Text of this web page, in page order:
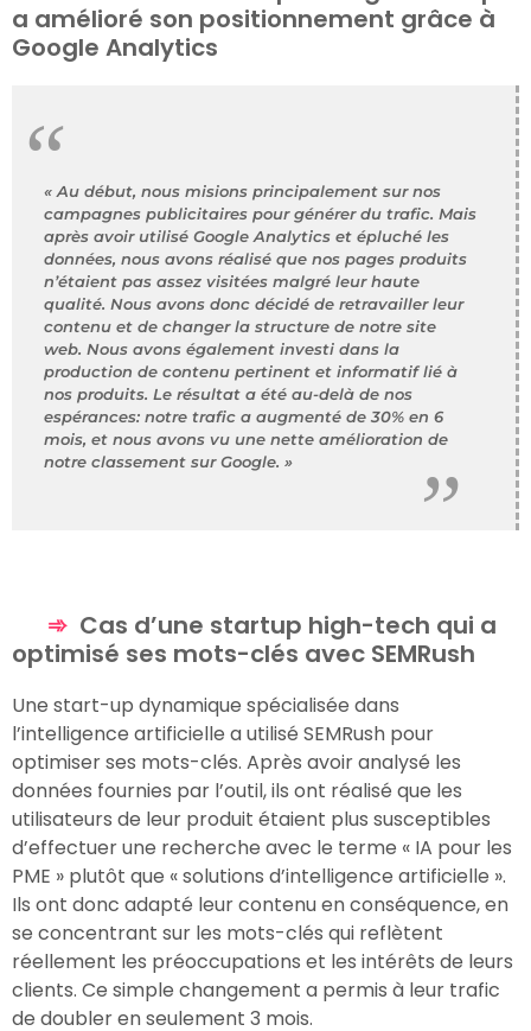
a amélioré son positionnement grâce à
Google Analytics
« Au début, nous misions principalement sur nos
campagnes publicitaires pour générer du trafic. Mais
après avoir utilisé Google Analytics et épluché les
données, nous avons réalisé que nos pages produits
n’étaient pas assez visitées malgré leur haute
qualité. Nous avons donc décidé de retravailler leur
contenu et de changer la structure de notre site
web. Nous avons également investi dans la
production de contenu pertinent et informatif lié à
nos produits. Le résultat a été au-delà de nos
espérances: notre trafic a augmenté de 30% en 6
mois, et nous avons vu une nette amélioration de
notre classement sur Google. »
Cas d’une startup high-tech qui a
optimisé ses mots-clés avec SEMRush
Une start-up dynamique spécialisée dans
l’intelligence artificielle a utilisé SEMRush pour
optimiser ses mots-clés. Après avoir analysé les
données fournies par l’outil, ils ont réalisé que les
utilisateurs de leur produit étaient plus susceptibles
d’effectuer une recherche avec le terme « IA pour les
PME » plutôt que « solutions d’intelligence artificielle ».
Ils ont donc adapté leur contenu en conséquence, en
se concentrant sur les mots-clés qui reflètent
réellement les préoccupations et les intérêts de leurs
clients. Ce simple changement a permis à leur trafic
de doubler en seulement 3 mois.